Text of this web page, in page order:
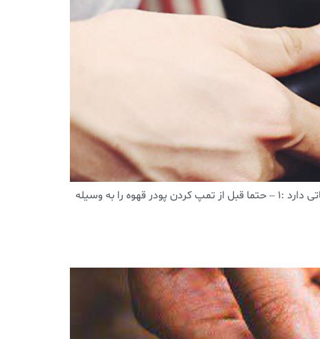
یکی از مراحل مهم برای تهیه اسپرسو تَمپ کردن پودر قهوه در پرتافیلتر است . تمپ کردن به وسیله تمپر انجام می شود و نکاتی دارد :۱ – حتما قبل از تمپ کردن پودر قهوه را به وسیله